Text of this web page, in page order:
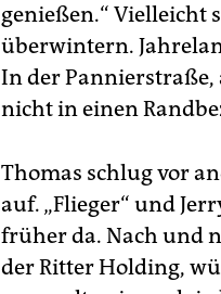
genießen.“ Vielleicht
überwintern.
In der Pannierstraße,
nicht in einen
Thomas schlug vor
auf. „Flieger“ und
früher da. Nach und
der Ritter Holding,